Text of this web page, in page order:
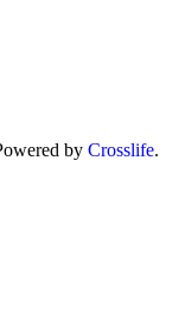
by Crosslife.